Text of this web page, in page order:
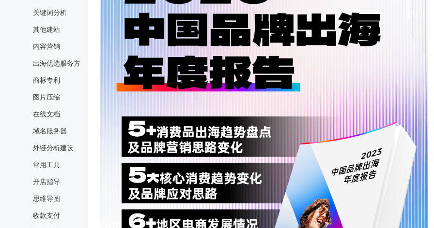
关键词分析
其他建站
内容营销
出海优选服务方
商标专利
图片压缩
在线文档
域名服务器
外链分析建设
常用工具
开店指导
思维导图
收款支付